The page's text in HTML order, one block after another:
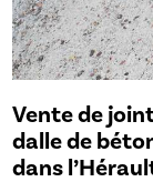
Vente de
dalle de
dans